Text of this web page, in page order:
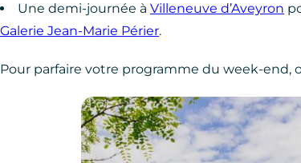
Une demi-journée à Villeneuve d’Aveyron
Galerie Jean-Marie Périer.
Pour parfaire votre programme du week-end,